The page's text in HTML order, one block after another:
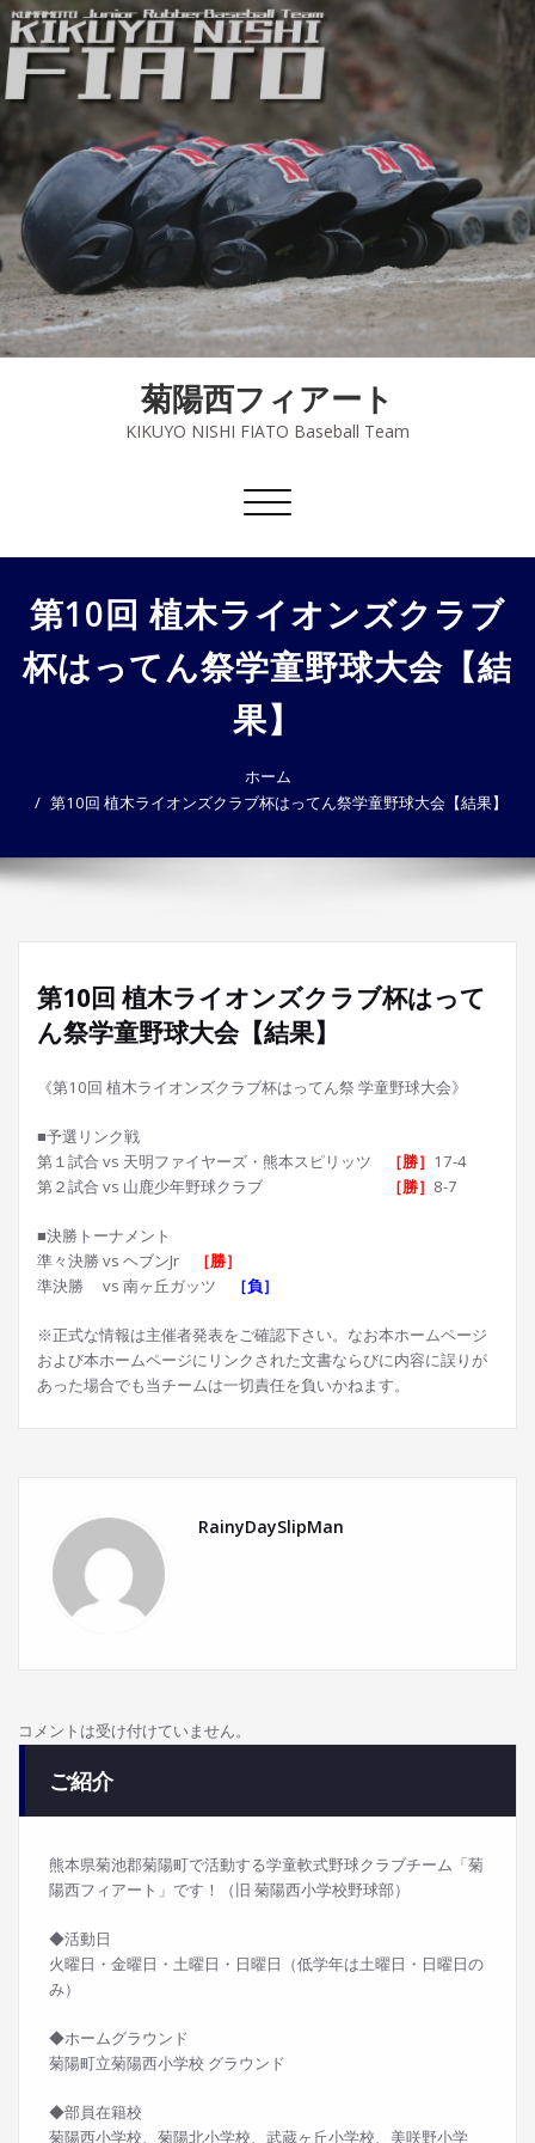
菊陽西フィアート
KIKUYO NISHI FIATO Baseball Team
ナ
ゲ
シ
ョ
ン
を
切
り
え
第10回 植木ライオンズクラブ
杯はってん祭学童野球大会【結
果】
ホーム
第10回 植木ライオンズクラブ杯はってん祭学童野球大会【結果】
第10回 植木ライオンズクラブ杯はって
ん祭学童野球大会【結果】
《第10回 植木ライオンズクラブ杯はってん祭 学童野球大会》
■予選リンク戦
第１試合 vs 天明ファイヤーズ・熊本スピリッツ
［勝］ 17-4
第２試合 vs 山鹿少年野球クラブ
［勝］ 8-7
■決勝トーナメント
準々決勝 vs ヘブンJr
［勝］
準決勝 vs 南ヶ丘ガッツ
［負］
※正式な情報は主催者発表をご確認下さい。なお本ホームページ
および本ホームページにリンクされた文書ならびに内容に誤りが
あった場合でも当チームは一切責任を負いかねます。
RainyDaySlipMan
コメントは受け付けていません。
ご紹介
熊本県菊池郡菊陽町で活動する学童軟式野球クラブチーム「菊
陽西フィアート」です！（旧 菊陽西小学校野球部）
◆活動日
火曜日・金曜日・土曜日・日曜日（低学年は土曜日・日曜日の
み）
◆ホームグラウンド
菊陽町立菊陽西小学校 グラウンド
◆部員在籍校
菊陽西小学校、菊陽北小学校、武蔵ヶ丘小学校、美咲野小学